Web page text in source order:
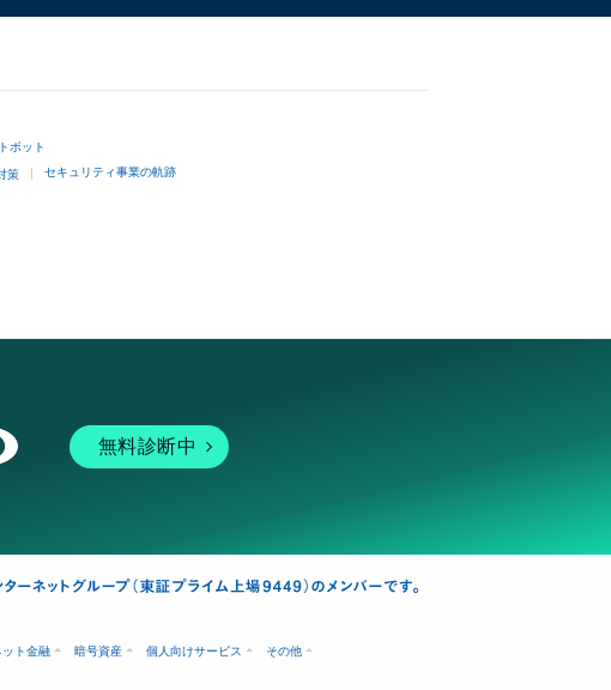
ボット
策 セキュリティ事業の軌跡
無料診断中
ット金融 暗号資産 個人向けサービス その他